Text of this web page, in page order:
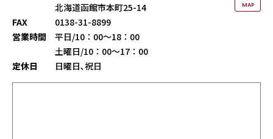
北海道函館市本町25-14
MAP
FAX
0138-31-8899
営業時間
平日/10：00～18：00
土曜日/10：00～17：00
定休日
日曜日､祝日